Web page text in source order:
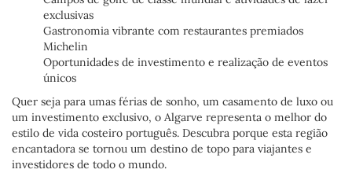
exclusivas
Gastronomia vibrante com restaurantes premiados
Michelin
Oportunidades de investimento e realização de eventos
únicos
Quer seja para umas férias de sonho, um casamento de luxo ou
um investimento exclusivo, o Algarve representa o melhor do
estilo de vida costeiro português. Descubra porque esta região
encantadora se tornou um destino de topo para viajantes e
investidores de todo o mundo.